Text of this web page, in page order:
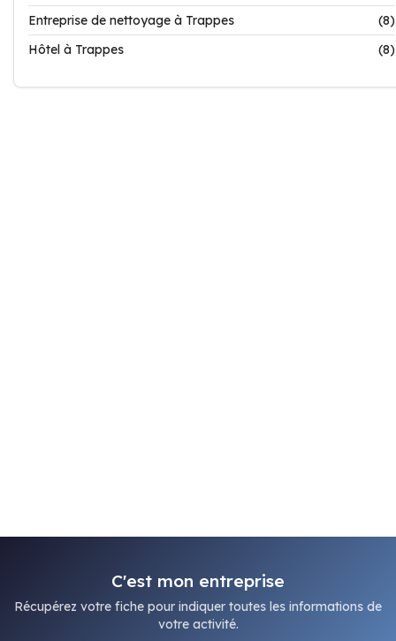
Entreprise de nettoyage à Trappes
(8)
Hôtel à Trappes
(8)
C'est mon entreprise
Récupérez votre fiche pour indiquer toutes les informations de
votre activité.